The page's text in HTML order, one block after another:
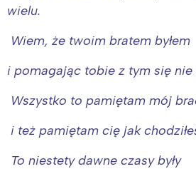
wielu.
Wiem, że twoim bratem byłem
i pomagając tobie z tym się nie
Wszystko to pamiętam mój
i też pamiętam cię jak
To niestety dawne czasy były